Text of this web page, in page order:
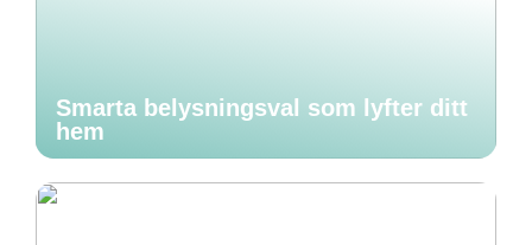
Smarta belysningsval som lyfter ditt
hem